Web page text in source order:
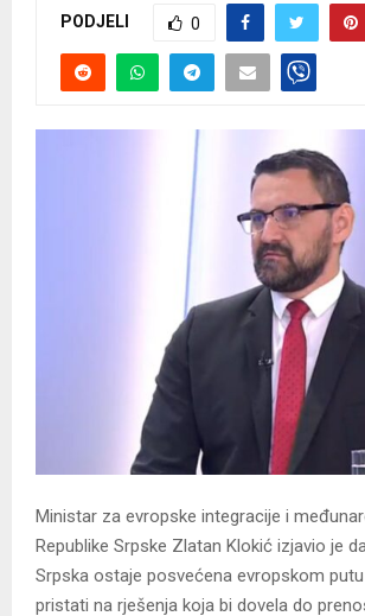
PODJELI 0
Ministar za evropske integracije i
Republike Srpske Zlatan Klokić izjavio je
Srpska ostaje posvećena evropskom putu
pristati na rješenja koja bi dovela do